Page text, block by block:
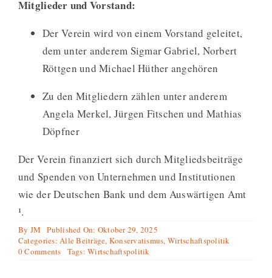
Mitglieder und Vorstand:
Der Verein wird von einem Vorstand geleitet,
dem unter anderem Sigmar Gabriel, Norbert
Röttgen und Michael Hüther angehören
Zu den Mitgliedern zählen unter anderem
Angela Merkel, Jürgen Fitschen und Mathias
Döpfner
Der Verein finanziert sich durch Mitgliedsbeiträge
und Spenden von Unternehmen und Institutionen
wie der Deutschen Bank und dem Auswärtigen Amt
¹.
By JM
Published On: Oktober 29, 2025
Categories:Alle Beiträge, Konservatismus, Wirtschaftspolitik
0 CommentsonTags:Wirtschaftspolitik